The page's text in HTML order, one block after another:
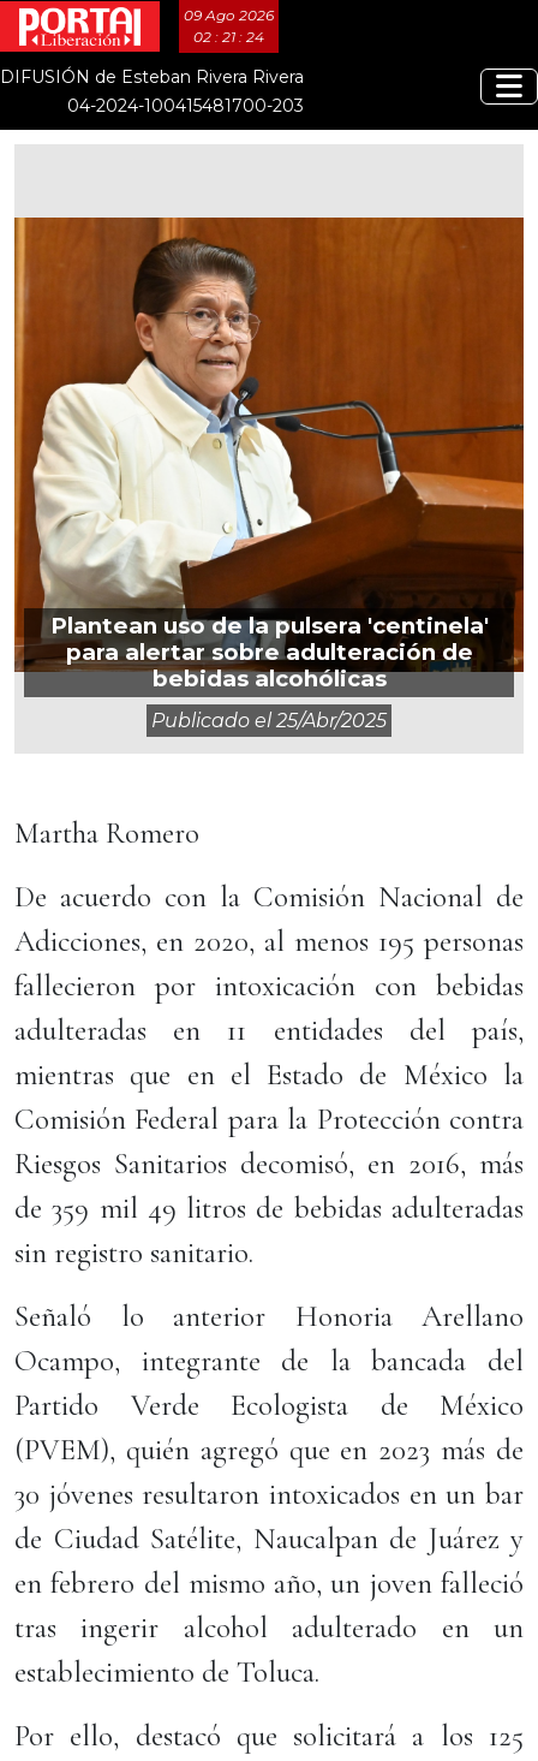
09 Ago 2026
02 : 21 : 25
DIFUSIÓN de Esteban Rivera Rivera
04-2024-100415481700-203
Plantean uso de la pulsera 'centinela'
para alertar sobre adulteración de
bebidas alcohólicas
Publicado el25/abr/2025
Martha Romero
De acuerdo con la Comisión Nacional de
Adicciones, en 2020, al menos 195 personas
fallecieron por intoxicación con bebidas
adulteradas en 11 entidades del país,
mientras que en el Estado de México la
Comisión Federal para la Protección contra
Riesgos Sanitarios decomisó, en 2016, más
de 359 mil 49 litros de bebidas adulteradas
sin registro sanitario.
Señaló lo anterior Honoria Arellano
Ocampo, integrante de la bancada del
Partido Verde Ecologista de México
(PVEM), quién agregó que en 2023 más de
30 jóvenes resultaron intoxicados en un bar
de Ciudad Satélite, Naucalpan de Juárez y
en febrero del mismo año, un joven falleció
tras ingerir alcohol adulterado en un
establecimiento de Toluca.
Por ello, destacó que solicitará a los 125